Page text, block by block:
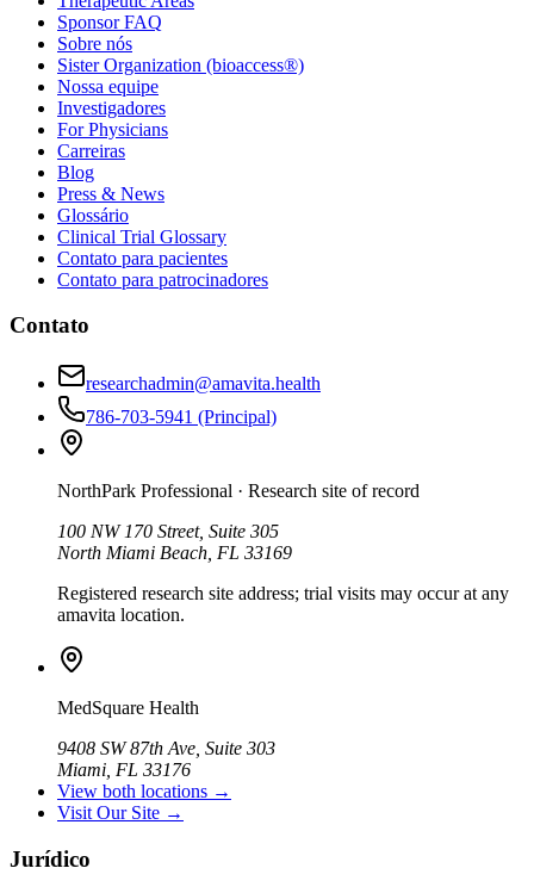
Sponsor FAQ
Sobre nós
Sister Organization (bioaccess®)
Nossa equipe
Investigadores
For Physicians
Carreiras
Blog
Press & News
Glossário
Clinical Trial Glossary
Contato para pacientes
Contato para patrocinadores
Contato
researchadmin@amavita.health
786-703-5941 (Principal)
NorthPark Professional · Research site of record
100 NW 170 Street, Suite 305
North Miami Beach, FL 33169
Registered research site address; trial visits may occur at any
amavita location.
MedSquare Health
9408 SW 87th Ave, Suite 303
Miami, FL 33176
View both locations →
Visit Our Site →
Jurídico